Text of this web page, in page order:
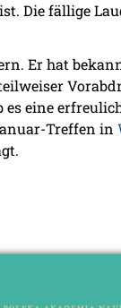
Die fällige
Er hat
es eine
Treffen in